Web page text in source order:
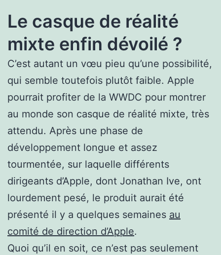
Le casque de réalité
mixte enfin dévoilé ?
C’est autant un vœu pieu qu’une possibilité,
qui semble toutefois plutôt faible. Apple
pourrait profiter de la WWDC pour montrer
au monde son casque de réalité mixte, très
attendu. Après une phase de
développement longue et assez
tourmentée, sur laquelle différents
dirigeants d’Apple, dont Jonathan Ive, ont
lourdement pesé, le produit aurait été
présenté il y a quelques semaines au
comité de direction d’Apple.
Quoi qu’il en soit, ce n’est pas seulement